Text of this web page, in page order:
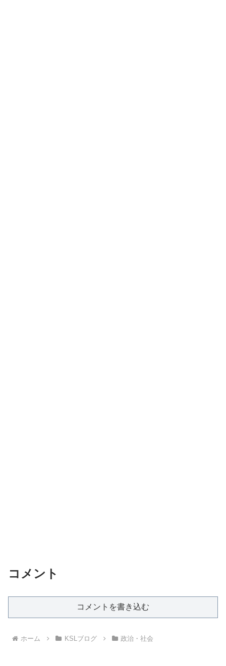
コメント
コメントを書き込む
ホーム KSLブログ 政治・社会